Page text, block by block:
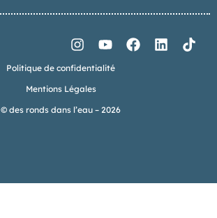
Politique de confidentialité
Mentions Légales
© des ronds dans l’eau – 2026